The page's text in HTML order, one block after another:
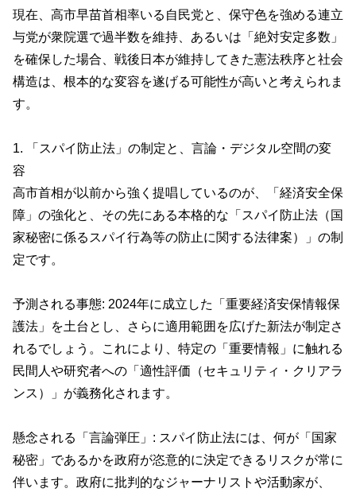
現在、高市早苗首相率いる自民党と、保守色を強める連立
与党が衆院選で過半数を維持、あるいは「絶対安定多数」
を確保した場合、戦後日本が維持してきた憲法秩序と社会
構造は、根本的な変容を遂げる可能性が高いと考えられま
す。
1. 「スパイ防止法」の制定と、言論・デジタル空間の変
容
高市首相が以前から強く提唱しているのが、「経済安全保
障」の強化と、その先にある本格的な「スパイ防止法（国
家秘密に係るスパイ行為等の防止に関する法律案）」の制
定です。
予測される事態: 2024年に成立した「重要経済安保情報保
護法」を土台とし、さらに適用範囲を広げた新法が制定さ
れるでしょう。これにより、特定の「重要情報」に触れる
民間人や研究者への「適性評価（セキュリティ・クリアラ
ンス）」が義務化されます。
懸念される「言論弾圧」: スパイ防止法には、何が「国家
秘密」であるかを政府が恣意的に決定できるリスクが常に
伴います。政府に批判的なジャーナリストや活動家が、